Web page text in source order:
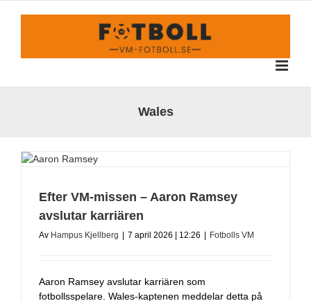
Wales
Efter VM-missen – Aaron Ramsey
avslutar karriären
Av Hampus Kjellberg | 7 april 2026 | 12:26 | Fotbolls VM
Aaron Ramsey avslutar karriären som
fotbollsspelare. Wales-kaptenen meddelar detta på